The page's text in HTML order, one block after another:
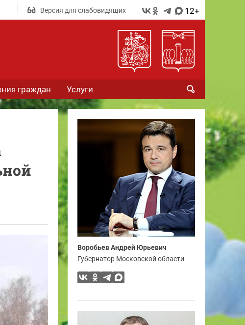
Версия для слабовидящих 12+
граждан Услуги
Воробьев Андрей Юрьевич
Губернатор Московской области